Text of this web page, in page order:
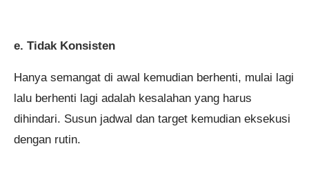
e. Tidak Konsisten
Hanya semangat di awal kemudian berhenti, mulai lagi
lalu berhenti lagi adalah kesalahan yang harus
dihindari. Susun jadwal dan target kemudian eksekusi
dengan rutin.